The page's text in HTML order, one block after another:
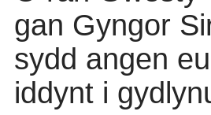
gan Gyngor
sydd angen
iddynt i